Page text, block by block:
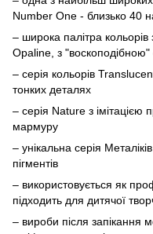
Number One - близько 40
– широка палітра
Opaline, з "воскоподібною"
– серія кольорів
тонких деталях
– серія Nature з імітацією
мармуру
– унікальна серія
пігментів
– використовується як
підходить для дитячої
– вироби після запікання